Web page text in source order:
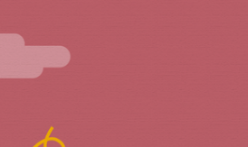
neutralne wobec problemu
z prawami czarnoskórych.
które zapamiętane zostało
się więc, że z niejaką
patriarchat napawa mnie